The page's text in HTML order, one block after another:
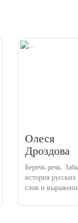
Олеся
Дроздова
Беречь речь.
история русских
слов и